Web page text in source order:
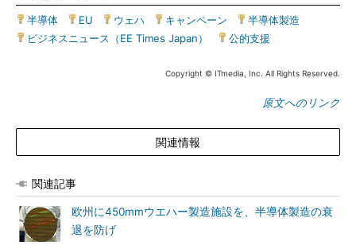
半導体 EU ウェハ キャンペーン 半導体製造
ビジネスニュース（EE Times Japan）
公的支援
Copyright © ITmedia, Inc. All Rights Reserved.
原文へのリンク
関連情報
関連記事
欧州に450mmウエハー製造施設を、半導体製造の衰
退を防げ